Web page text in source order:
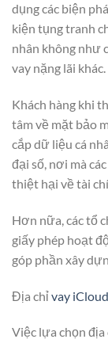
dụng các biện
kiện tụng tranh
nhân không như
vay nặng lãi khác.
Khách hàng khi
tâm về mặt bảo
cắp dữ liệu cá
đại số, nơi mà
thiệt hại về tài
Hơn nữa, các tổ
giấy phép hoạt
góp phần xây
Địa chỉvay iCloud
Việc lựa chọn địa